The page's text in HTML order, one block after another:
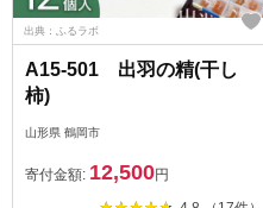
出典：ふるラボ
A15-501 出羽の精(干し
柿)
山形県 鶴岡市
寄付金額: 12,500円